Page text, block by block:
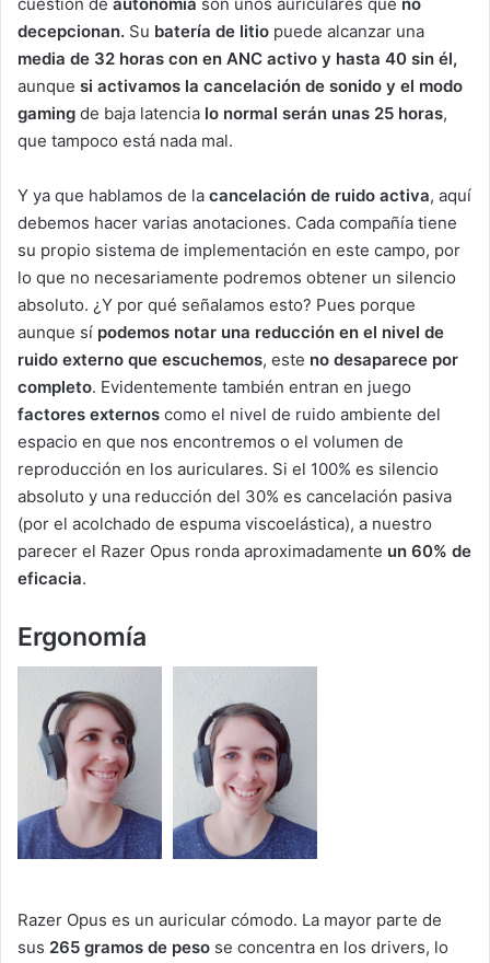
decepcionan. Su batería de litio puede alcanzar una
media de 32 horas con en ANC activo y hasta 40 sin él,
aunque si activamos la cancelación de sonido y el modo
gaming de baja latencia lo normal serán unas 25 horas,
que tampoco está nada mal.
Y ya que hablamos de la cancelación de ruido activa, aquí
debemos hacer varias anotaciones. Cada compañía tiene
su propio sistema de implementación en este campo, por
lo que no necesariamente podremos obtener un silencio
absoluto. ¿Y por qué señalamos esto? Pues porque
aunque sí podemos notar una reducción en el nivel de
ruido externo que escuchemos, este no desaparece por
completo. Evidentemente también entran en juego
factores externos como el nivel de ruido ambiente del
espacio en que nos encontremos o el volumen de
reproducción en los auriculares. Si el 100% es silencio
absoluto y una reducción del 30% es cancelación pasiva
(por el acolchado de espuma viscoelástica), a nuestro
parecer el Razer Opus ronda aproximadamente un 60% de
eficacia.
Ergonomía
Razer Opus es un auricular cómodo. La mayor parte de
sus 265 gramos de peso se concentra en los drivers, lo